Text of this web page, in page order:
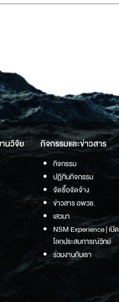
นวิจัย กิจกรรมและข่าวสาร
กิจกรรม
ปฏิทินกิจกรรม
จัดซื้อจัดจ้าง
ข่าวสาร อพวช.
เสวนา
NSM Experience | เปิด
โลกประสบการณ์วิทย์
ร่วมงานกับเรา